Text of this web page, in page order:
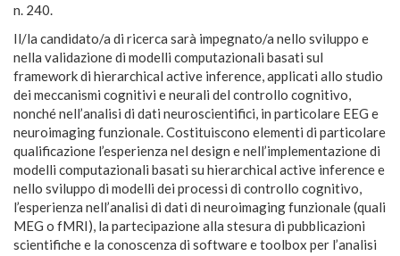
n. 240.
Il/la candidato/a di ricerca sarà impegnato/a nello sviluppo e
nella validazione di modelli computazionali basati sul
framework di hierarchical active inference, applicati allo studio
dei meccanismi cognitivi e neurali del controllo cognitivo,
nonché nell’analisi di dati neuroscientifici, in particolare EEG e
neuroimaging funzionale. Costituiscono elementi di particolare
qualificazione l’esperienza nel design e nell’implementazione di
modelli computazionali basati su hierarchical active inference e
nello sviluppo di modelli dei processi di controllo cognitivo,
l’esperienza nell’analisi di dati di neuroimaging funzionale (quali
MEG o fMRI), la partecipazione alla stesura di pubblicazioni
scientifiche e la conoscenza di software e toolbox per l’analisi